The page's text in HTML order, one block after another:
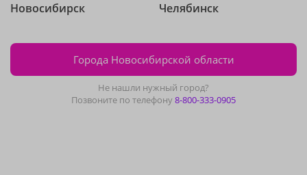
Новосибирск
Челябинск
Города Новосибирской области
Не нашли нужный город?
Позвоните по телефону8-800-333-0905